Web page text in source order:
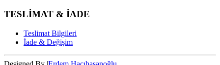
TESLİMAT & İADE
Teslimat Bilgileri
İade & Değişim